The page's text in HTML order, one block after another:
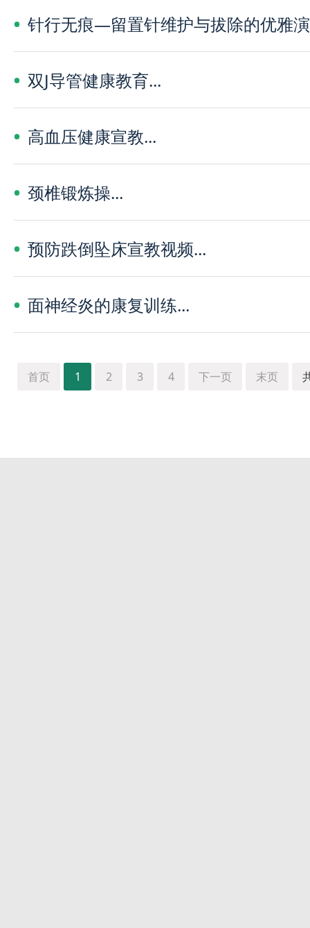
针行无痕—留置针维护与拔除的优雅
双J导管健康教育...
高血压健康宣教...
颈椎锻炼操...
预防跌倒坠床宣教视频...
面神经炎的康复训练...
首页 1 2 3 4 下一页 末页